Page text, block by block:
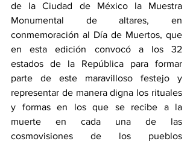
de la Ciudad de México la Muestra
Monumental de altares, en
conmemoración al Día de Muertos, que
en esta edición convocó a los 32
estados de la República para formar
parte de este maravilloso festejo y
representar de manera digna los rituales
y formas en los que se recibe a la
muerte en cada una de las
cosmovisiones de los pueblos